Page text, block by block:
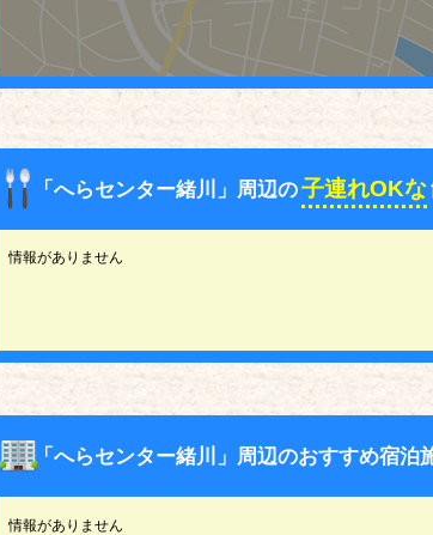
「へらセンター緒川」周辺の子連れOKな
情報がありません
「へらセンター緒川」周辺のおすすめ宿泊
情報がありません